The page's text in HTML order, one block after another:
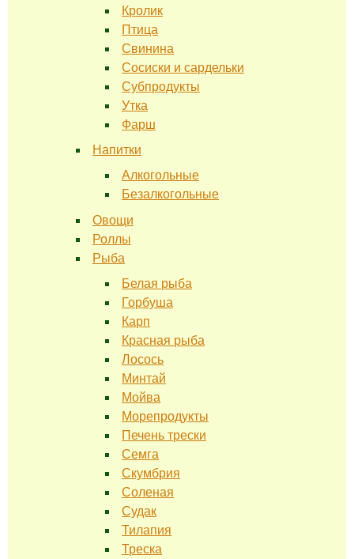
Кролик
Птица
Свинина
Сосиски и сардельки
Субпродукты
Утка
Фарш
Напитки
Алкогольные
Безалкогольные
Овощи
Роллы
Рыба
Белая рыба
Горбуша
Карп
Красная рыба
Лосось
Минтай
Мойва
Морепродукты
Печень трески
Семга
Скумбрия
Соленая
Судак
Тилапия
Треска